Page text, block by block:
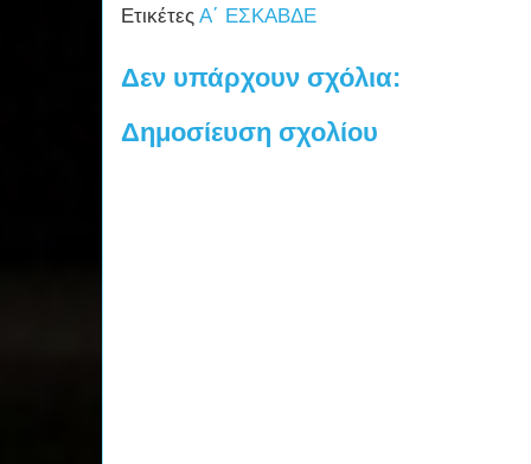
Ετικέτες Α΄ ΕΣΚΑΒΔΕ
Δεν υπάρχουν σχόλια:
Δημοσίευση σχολίου